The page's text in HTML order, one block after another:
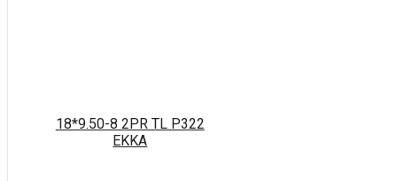
18*9.50-8 2PR TL P322
EKKA